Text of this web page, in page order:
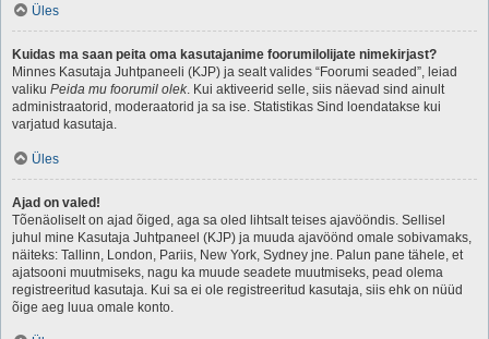
Üles
Kuidas ma saan peita oma kasutajanime foorumilolijate nimekirjast?
Minnes Kasutaja Juhtpaneeli (KJP) ja sealt valides “Foorumi seaded”, leiad
valiku Peida mu foorumil olek. Kui aktiveerid selle, siis näevad sind ainult
administraatorid, moderaatorid ja sa ise. Statistikas Sind loendatakse kui
varjatud kasutaja.
Üles
Ajad on valed!
Tõenäoliselt on ajad õiged, aga sa oled lihtsalt teises ajavööndis. Sellisel
juhul mine Kasutaja Juhtpaneel (KJP) ja muuda ajavöönd omale sobivamaks,
näiteks: Tallinn, London, Pariis, New York, Sydney jne. Palun pane tähele, et
ajatsooni muutmiseks, nagu ka muude seadete muutmiseks, pead olema
registreeritud kasutaja. Kui sa ei ole registreeritud kasutaja, siis ehk on nüüd
õige aeg luua omale konto.